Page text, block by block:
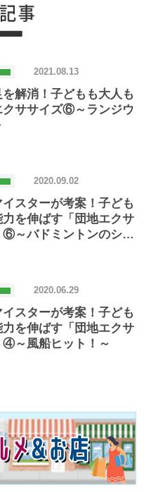
解消！子どもも大人も
クササイズ⑥～ランジウ
2021.08.13
スターが考案！子ども
を伸ばす「団地エクサ
⑥～バドミントンのシャ
2020.09.02
スターが考案！子ども
を伸ばす「団地エクサ
④～風船ヒット！～
2020.06.29